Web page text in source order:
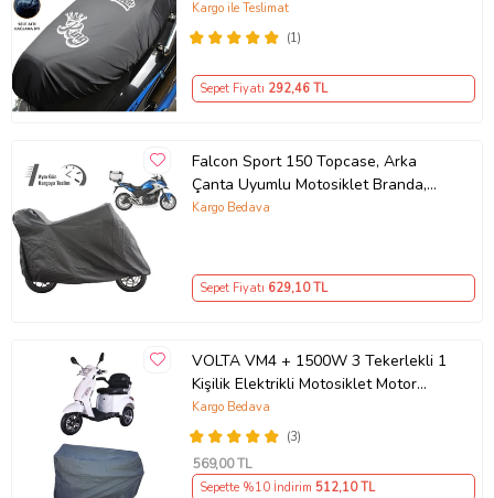
Siyah
(1)
Kargo ile Teslimat
Sepet Fiyatı 292,46 TL
Falcon Sport 150 Topcase, Arka
Çanta Uyumlu Motosiklet Branda,
Motor Örtüsü , Çadır
Kargo Bedava
Sepet Fiyatı 629,10 TL
VOLTA VM4 + 1500W 3 Tekerlekli 1
Kişilik Elektrikli Motosiklet Motor
Koruma Brandası Ultra Dayanıklı
(3)
Kargo Bedava
569,00 TL
Sepette %10 İndirim 512,10 TL